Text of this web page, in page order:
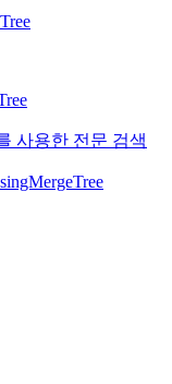
사용한 전문 검색